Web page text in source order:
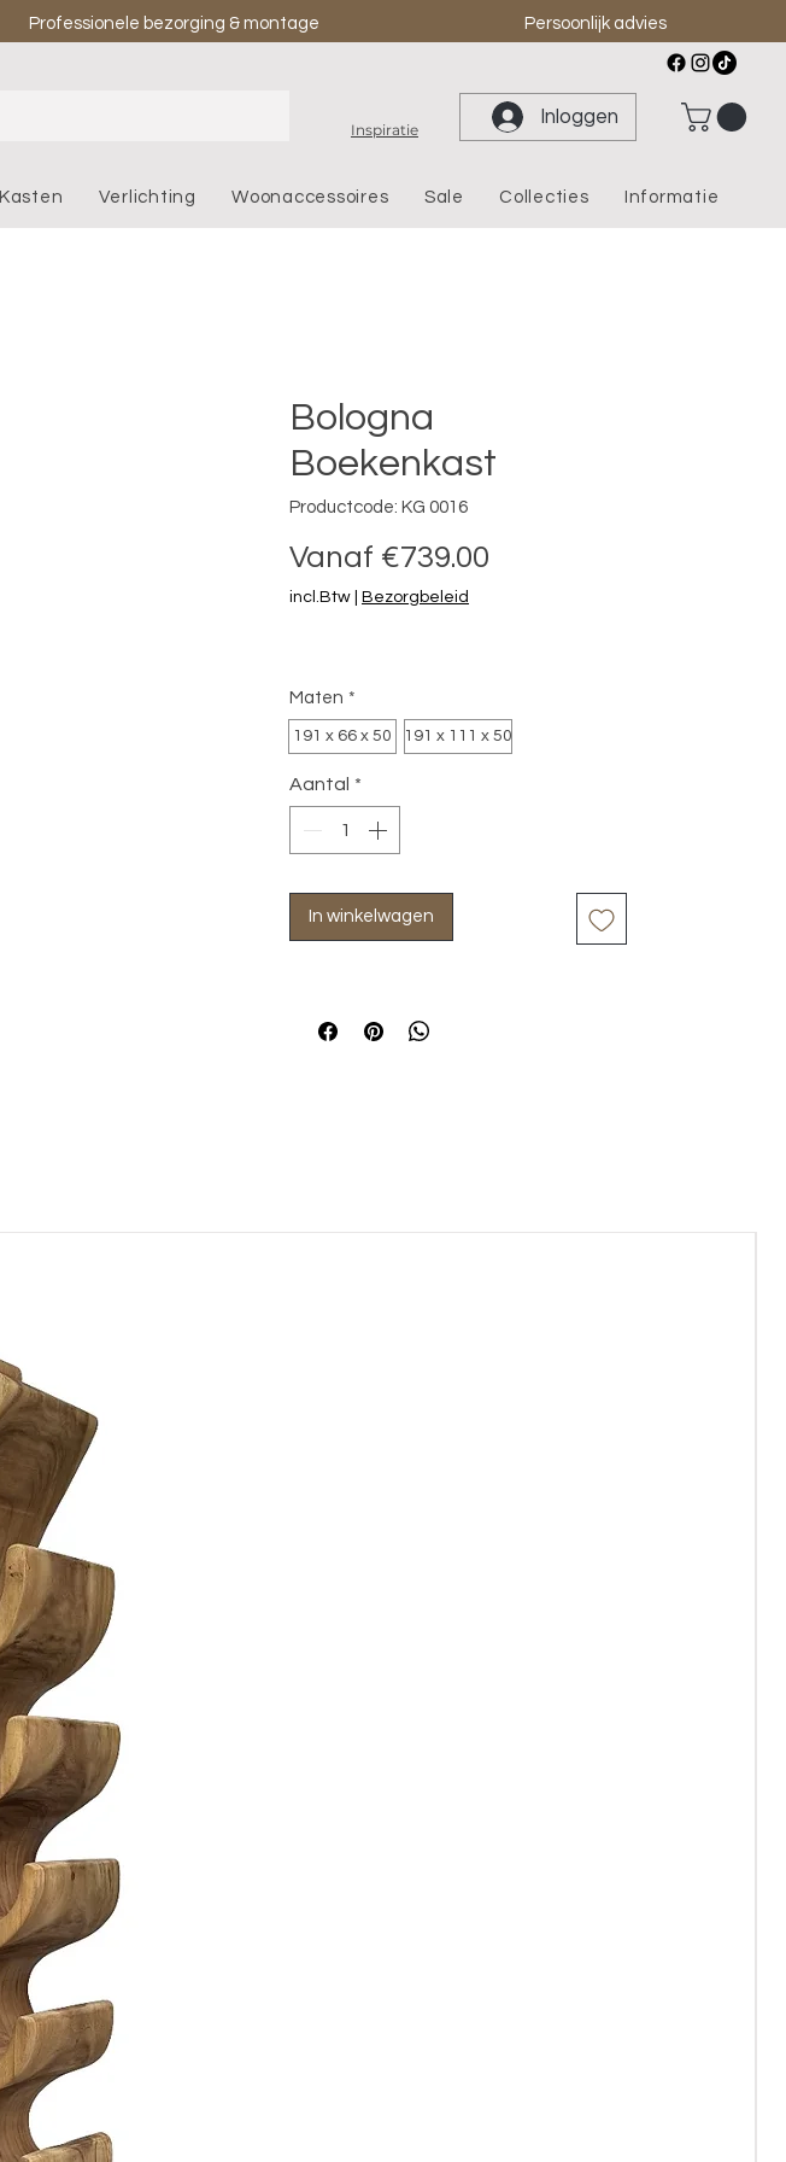
Professionele bezorging & montage Persoonlijk advies
Inspiratie
Inloggen
Kasten Verlichting Woonaccessoires Sale Collecties Informatie
Bologna
Boekenkast
Productcode: KG 0016
Vanaf €739.00
incl.Btw Bezorgbeleid
Maten *
191 x 66 x 50 191 x 111 x 50
Aantal *
In winkelwagen